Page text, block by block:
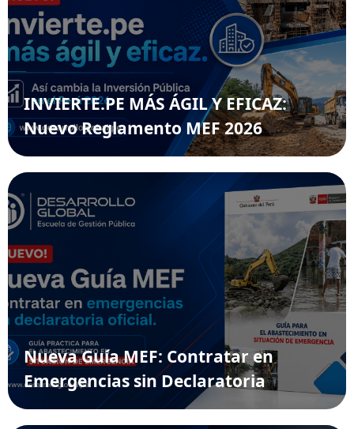
INVIERTE.PE MÁS ÁGIL Y EFICAZ:
Nuevo Reglamento MEF 2026
Nueva Guía MEF: Contratar en
Emergencias sin Declaratoria